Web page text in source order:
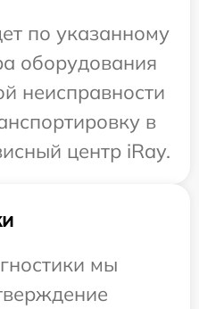
по указанному
оборудования
неисправности
в
центр iRay.
мы